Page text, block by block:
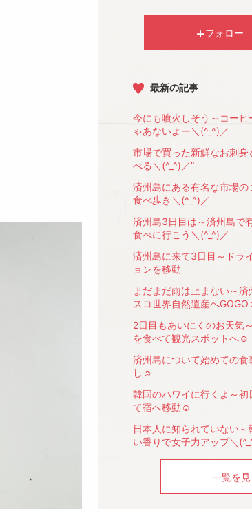
フォロー
最新の記事
今にも噴火しそう～コーヒ
ゃあないよー＼(^_^)／
市場で買った新鮮なお刺身
べる＼(^_^)／”
済州島にある有名な市場
食べ歩き＼(^_^)／
済州島3日目は～済州島で
食べに行こう＼(^_^)／
済州島に来て3日目～ドラ
ョンを移動️
まだまだ雨は止まない～
スコ世界自然遺産へ
2日目もあいにくのお天気
を食べて観光スポットへ☺️
済州島について始めての食
し☺️
韓国のハワイに行くよ～初
て宿へ移動☺️
日本人に知られていない
い香りで女子力アップ＼
一覧を見